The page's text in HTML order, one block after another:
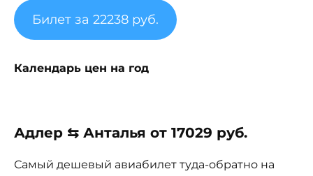
Билет за 22238 руб.
Календарь цен на год
Адлер ⇆ Анталья от 17029 руб.
Самый дешевый авиабилет туда-обратно на